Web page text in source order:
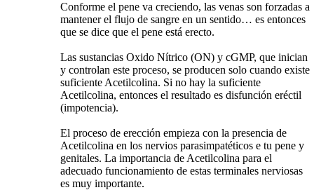
Conforme el pene va creciendo, las venas son forzadas a
mantener el flujo de sangre en un sentido… es entonces
que se dice que el pene está erecto.
Las sustancias Oxido Nítrico (ON) y cGMP, que inician
y controlan este proceso, se producen solo cuando existe
suficiente Acetilcolina. Si no hay la suficiente
Acetilcolina, entonces el resultado es disfunción eréctil
(impotencia).
El proceso de erección empieza con la presencia de
Acetilcolina en los nervios parasimpatéticos e tu pene y
genitales. La importancia de Acetilcolina para el
adecuado funcionamiento de estas terminales nerviosas
es muy importante.